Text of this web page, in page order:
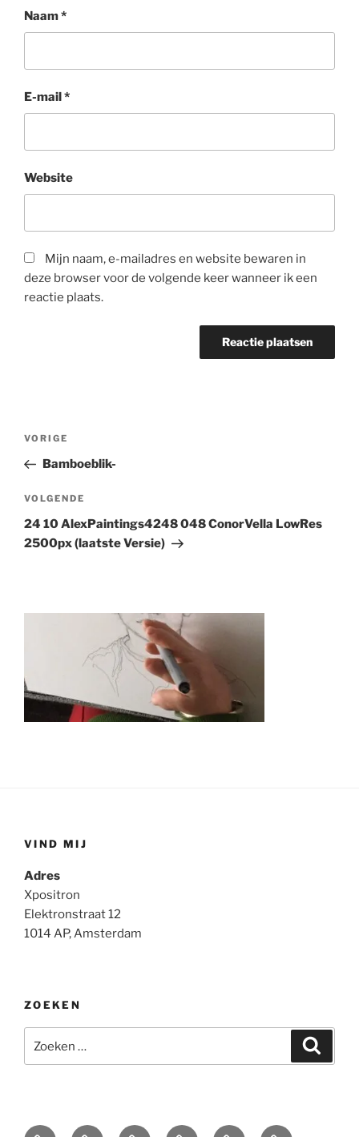
Naam*
E-mail *
Website
Mijn naam, e-mailadres en website bewaren in
deze browser voor de volgende keer wanneer ik een
reactie plaats.
Berichtnavigatie
Vorig
bericht
VORIGE
Bamboeblik-
Volgend
Bericht
VOLGENDE
24 10 AlexPaintings4248 048 ConorVella LowRes
2500px (laatste Versie)
VIND MIJ
Adres
Xpositron
Elektronstraat 12
1014 AP, Amsterdam
ZOEKEN
naar: